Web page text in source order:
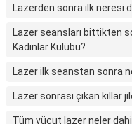
Lazerden sonra ilk neresi
Lazer seansları bittikten
Kadınlar Kulübü?
Lazer ilk seanstan sonra
Lazer sonrası çıkan kıllar
Tüm vücut lazer neler